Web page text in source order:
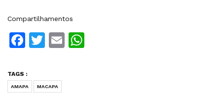
Compartilhamentos
Facebook
Twitter
Email
TAGS :
AMAPA MACAPA